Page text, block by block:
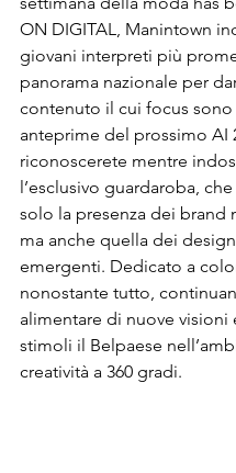
ON DIGITAL, Manintown
giovani interpreti più
panorama nazionale per
contenuto il cui focus sono
anteprime del prossimo AI
riconoscerete mentre
l’esclusivo guardaroba,
solo la presenza dei brand
ma anche quella dei
emergenti. Dedicato a
nonostante tutto,
alimentare di nuove visioni
stimoli il Belpaese
creatività a 360 gradi.